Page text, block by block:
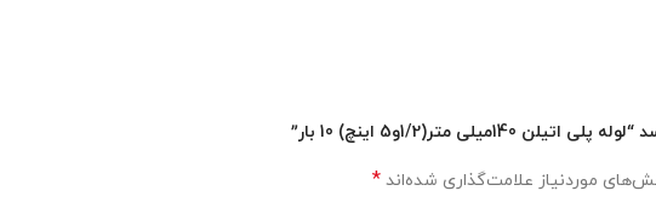
متر(1/2و5 اینچ) 10 بار”
موردنیاز علامت‌گذاری شده‌اند *